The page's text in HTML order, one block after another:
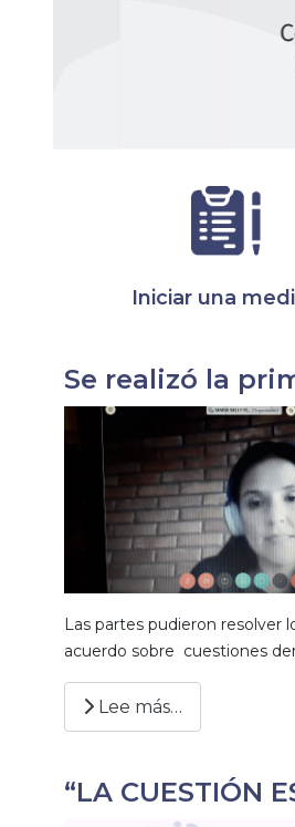
Iniciar una
Se realizó la
Las partes pudieron resolver
acuerdo sobre cuestiones
Lee más…
“LA CUESTIÓN